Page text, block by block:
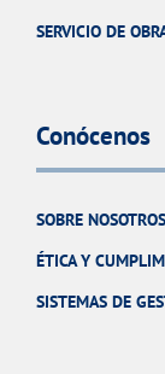
SERVICIO DE
Conócenos
SOBRE NOSOTROS
ÉTICA Y
SISTEMAS DE